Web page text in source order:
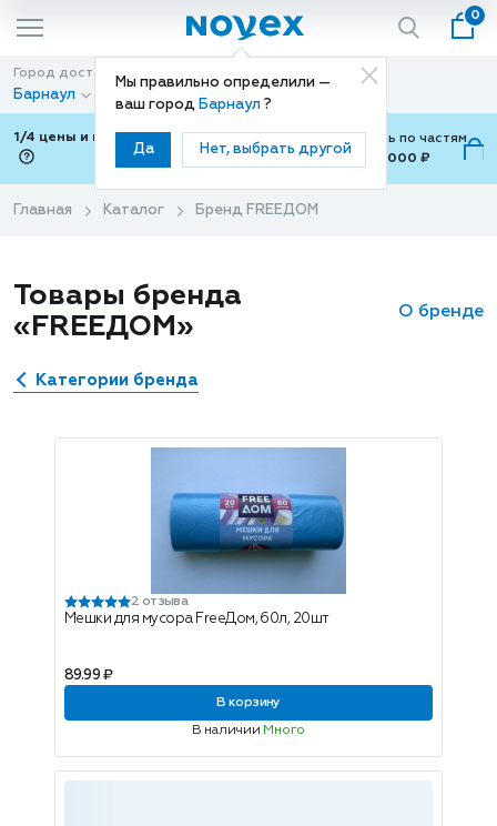
Мы правильно определили —
ваш город Барнаул ?
Да Нет, выбрать другой
0
Город доставки
Барнаул
Способ доставки
Доставка
1/4 цены и покупки ваши с Подели
Можно оплатить по частям
от 700 ₽ до 15,000 ₽
Главная Каталог Бренд FREEДОМ
Товары бренда
«FREEДОМ»
О бренде
Категории бренда
2 отзыва
Мешки для мусора FreeДом, 60л, 20шт
89.99 ₽
В корзину
В наличии Много